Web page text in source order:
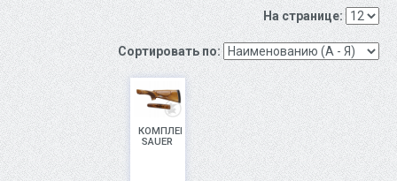
На странице:
Сортировать по:
КОМПЛЕКТ
SAUER